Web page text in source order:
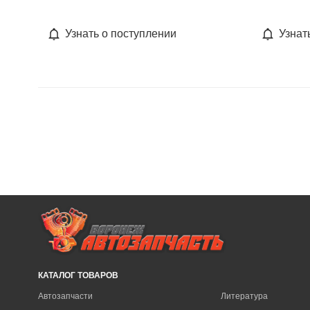
Узнать о поступлении
КАТАЛОГ ТОВАРОВ
Автозапчасти
Литература